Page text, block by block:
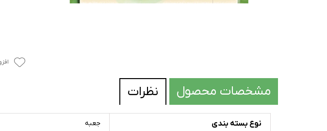
مشخصات محصول نظرات
نوع بسته بندی جعبه